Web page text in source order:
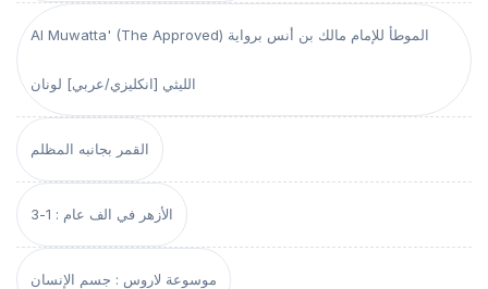
Al Muwatta' (The Approved) الموطأ للإمام مالك بن أنس برواية
الليثي [انكليزي/عربي] لونان
القمر بجانبه المظلم
الأزهر في الف عام : 1-3
موسوعة لاروس : جسم الإنسان